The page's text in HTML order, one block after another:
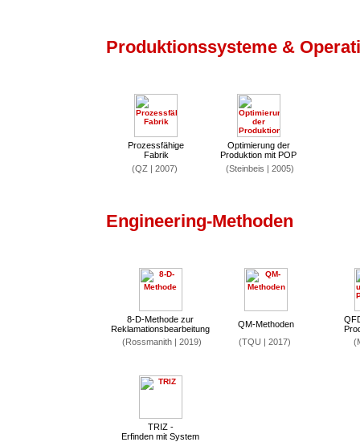
Produktionssysteme &
Prozessfähige
Fabrik
Optimierung der
Produktion mit POP
(QZ | 2007)
(Steinbeis | 2005)
Engineering-Methoden
8-D-Methode zur
Reklamationsbearbeitung
QM-Methoden
(Rossmanith | 2019)
(TQU | 2017)
TRIZ -
Erfinden mit System